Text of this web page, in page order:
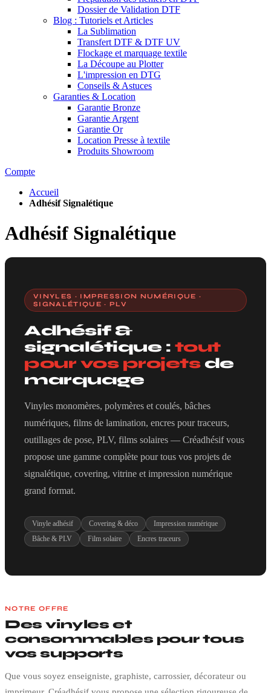
Dossier de Validation DTF
Blog : Tutoriels et Articles
La Sublimation
Transfert DTF & DTF UV
Flockage et marquage textile
La Découpe au Plotter
L'impression en DTG
Conseils & Astuces
Garanties & Location
Garantie Bronze
Garantie Argent
Garantie Or
Location Presse à textile
Produits Showroom
Compte
Accueil
Adhésif Signalétique
Adhésif Signalétique
VINYLES · IMPRESSION NUMÉRIQUE ·
SIGNALÉTIQUE · PLV
Adhésif &
signalétique : tout
pour vos projetsde
marquage
Vinyles monomères, polymères et coulés, bâches
numériques, films de lamination, encres pour traceurs,
outillages de pose, PLV, films solaires — Créadhésif vous
propose une gamme complète pour tous vos projets de
signalétique, covering, vitrine et impression numérique
grand format.
Vinyle adhésif Covering & déco
Impression numérique
Bâche & PLV
Film solaire Encres traceurs
NOTRE OFFRE
Des vinyles et
consommables pour tous
vos supports
Que vous soyez enseigniste, graphiste, carrossier, décorateur ou